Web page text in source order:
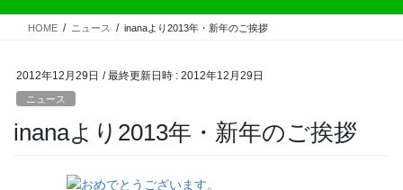
ス
ン
HOME ニュース inanaより2013年・新年のご挨拶
2012年12月29日 / 最終更新日時 : 2012年12月29日
ニュース
inanaより2013年・新年のご挨拶